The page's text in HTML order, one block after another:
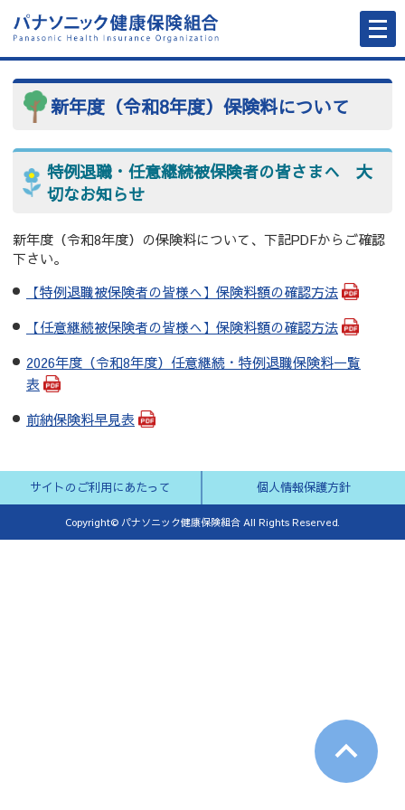
メ
ニ
ュ
ー
開
新年度（令和8年度）保険料について
特例退職・任意継続被保険者の皆さまへ 大
切なお知らせ
新年度（令和8年度）の保険料について、下記PDFからご確認
下さい。
【特例退職被保険者の皆様へ】保険料額の確認方法
【任意継続被保険者の皆様へ】保険料額の確認方法
2026年度（令和8年度）任意継続・特例退職保険料一覧
表
前納保険料早見表
サイトのご利用にあたって 個人情報保護方針
Copyright© パナソニック健康保険組合 All Rights Reserved.